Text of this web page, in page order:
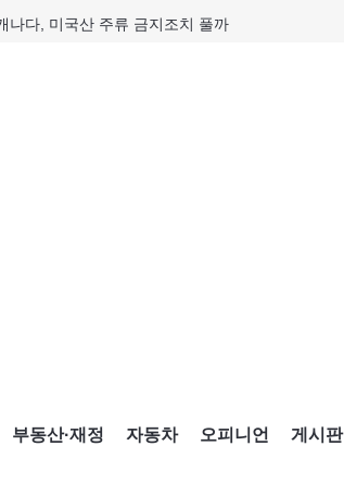
나다, 미국산 주류 금지조치 풀까
부동산·재정 자동차 오피니언 게시판